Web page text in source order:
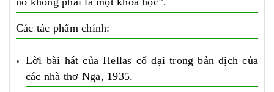
Các tác phẩm chính:
Lời bài hát của Hellas cổ đại trong bản dịch của
các nhà thơ Nga, 1935.